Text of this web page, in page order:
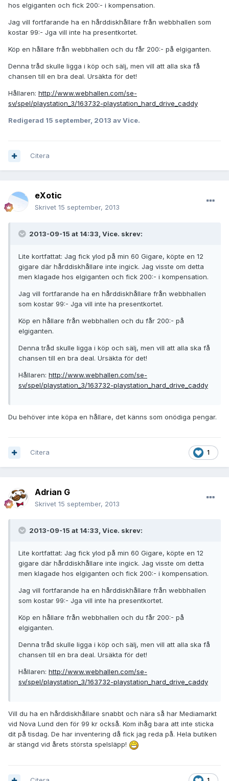
hos elgiganten och fick 200:- i kompensation.
Jag vill fortfarande ha en hårddiskhållare från webbhallen som
kostar 99:- Jga vill inte ha presentkortet.
Köp en hållare från webbhallen och du får 200:- på elgiganten.
Denna tråd skulle ligga i köp och sälj, men vill att alla ska få
chansen till en bra deal. Ursäkta för det!
Hållaren: http://www.webhallen.com/se-
sv/spel/playstation_3/163732-playstation_hard_drive_caddy
Redigerad 15 september, 2013 av Vice.
Citera
eXotic
Skrivet 15 september, 2013
2013-09-15 at 14:33, Vice. skrev:
Lite kortfattat: Jag fick ylod på min 60 Gigare, köpte en 12
gigare där hårddiskhållare inte ingick. Jag visste om detta
men klagade hos elgiganten och fick 200:- i kompensation.
Jag vill fortfarande ha en hårddiskhållare från webbhallen
som kostar 99:- Jga vill inte ha presentkortet.
Köp en hållare från webbhallen och du får 200:- på
elgiganten.
Denna tråd skulle ligga i köp och sälj, men vill att alla ska få
chansen till en bra deal. Ursäkta för det!
Hållaren: http://www.webhallen.com/se-
sv/spel/playstation_3/163732-playstation_hard_drive_caddy
Du behöver inte köpa en hållare, det känns som onödiga pengar.
1
Citera
Adrian G
Skrivet 15 september, 2013
2013-09-15 at 14:33, Vice. skrev:
Lite kortfattat: Jag fick ylod på min 60 Gigare, köpte en 12
gigare där hårddiskhållare inte ingick. Jag visste om detta
men klagade hos elgiganten och fick 200:- i kompensation.
Jag vill fortfarande ha en hårddiskhållare från webbhallen
som kostar 99:- Jga vill inte ha presentkortet.
Köp en hållare från webbhallen och du får 200:- på
elgiganten.
Denna tråd skulle ligga i köp och sälj, men vill att alla ska få
chansen till en bra deal. Ursäkta för det!
Hållaren: http://www.webhallen.com/se-
sv/spel/playstation_3/163732-playstation_hard_drive_caddy
Vill du ha en hårddiskhållare snabbt och nära så har Mediamarkt
vid Nova Lund den för 99 kr också. Kom ihåg bara att inte sticka
dit på tisdag. De har inventering då fick jag reda på. Hela butiken
är stängd vid årets största spelsläpp!